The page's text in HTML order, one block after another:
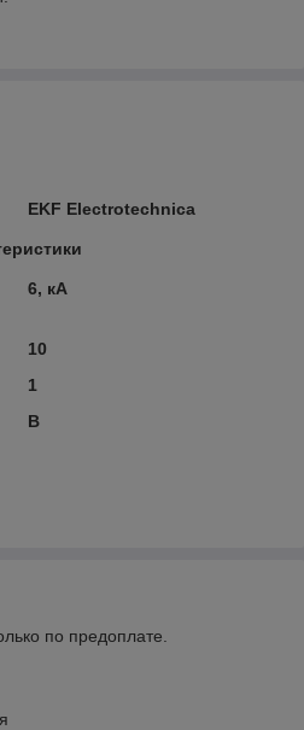
EKF Electrotechnica
6, кА
10
1
B
по предоплате.